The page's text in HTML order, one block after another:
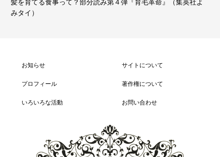
みタイ）
お知らせ
プロフィール
いろいろな活動
サイトについて
著作権について
お問い合わせ